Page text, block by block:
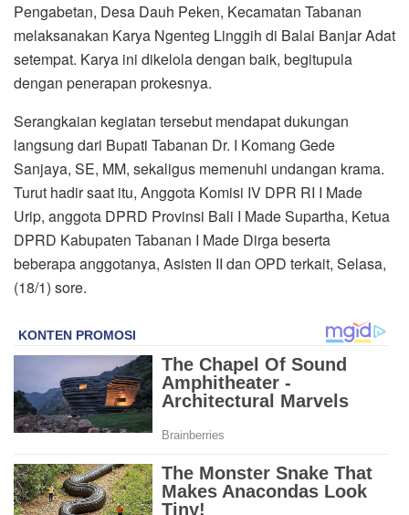
Pengabetan, Desa Dauh Peken, Kecamatan Tabanan
melaksanakan Karya Ngenteg Linggih di Balai Banjar Adat
setempat. Karya ini dikelola dengan baik, begitupula
dengan penerapan prokesnya.
Serangkaian kegiatan tersebut mendapat dukungan
langsung dari Bupati Tabanan Dr. I Komang Gede
Sanjaya, SE, MM, sekaligus memenuhi undangan krama.
Turut hadir saat itu, Anggota Komisi IV DPR RI I Made
Urip, anggota DPRD Provinsi Bali I Made Supartha, Ketua
DPRD Kabupaten Tabanan I Made Dirga beserta
beberapa anggotanya, Asisten II dan OPD terkait, Selasa,
(18/1) sore.